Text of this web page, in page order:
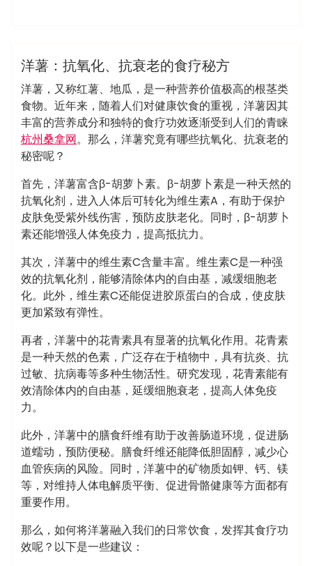
洗浴休闲会所
洋薯：抗氧化、抗衰老的食疗秘方
洋薯，又称红薯、地瓜，是一种营养价值极高的根茎类
食物。近年来，随着人们对健康饮食的重视，洋薯因其
丰富的营养成分和独特的食疗功效逐渐受到人们的青睐
杭州桑拿网。那么，洋薯究竟有哪些抗氧化、抗衰老的
秘密呢？
首先，洋薯富含β-胡萝卜素。β-胡萝卜素是一种天然的
抗氧化剂，进入人体后可转化为维生素A，有助于保护
皮肤免受紫外线伤害，预防皮肤老化。同时，β-胡萝卜
素还能增强人体免疫力，提高抵抗力。
其次，洋薯中的维生素C含量丰富。维生素C是一种强
效的抗氧化剂，能够清除体内的自由基，减缓细胞老
化。此外，维生素C还能促进胶原蛋白的合成，使皮肤
更加紧致有弹性。
再者，洋薯中的花青素具有显著的抗氧化作用。花青素
是一种天然的色素，广泛存在于植物中，具有抗炎、抗
过敏、抗病毒等多种生物活性。研究发现，花青素能有
效清除体内的自由基，延缓细胞衰老，提高人体免疫
力。
此外，洋薯中的膳食纤维有助于改善肠道环境，促进肠
道蠕动，预防便秘。膳食纤维还能降低胆固醇，减少心
血管疾病的风险。同时，洋薯中的矿物质如钾、钙、镁
等，对维持人体电解质平衡、促进骨骼健康等方面都有
重要作用。
那么，如何将洋薯融入我们的日常饮食，发挥其食疗功
效呢？以下是一些建议：